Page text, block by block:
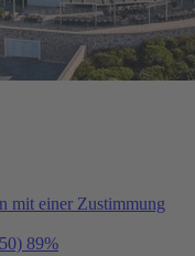
mit einer Zustimmung
89%